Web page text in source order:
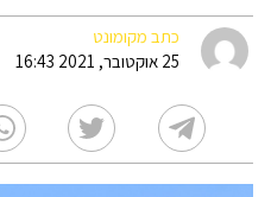
כתב מקומונט
25 אוקטובר, 2021 16:43